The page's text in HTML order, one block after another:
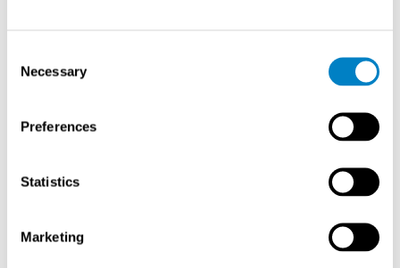
Selection
Necessary
Preferences
Statistics
Marketing
prosessiolosuhteissa, kuten kemikaalien käsittelyssä tai
lämmönvaihtimissa. Ei liikkuvia osia – erinomainen